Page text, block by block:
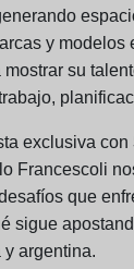
y modelos
mostrar su
exclusiva con
Francescoli
que
sigue
y argentina.